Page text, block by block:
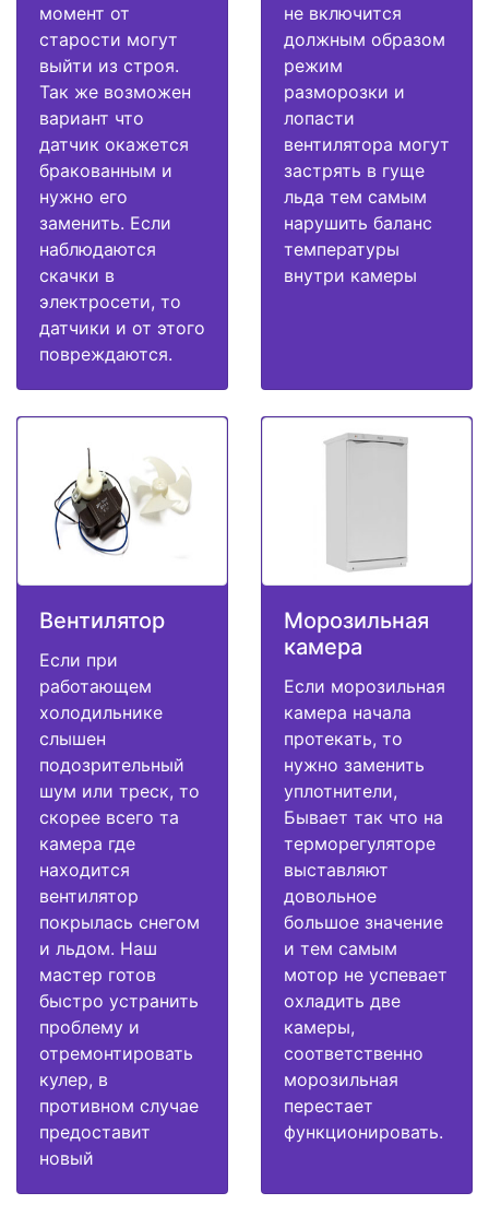
момент от
старости могут
выйти из строя.
Так же возможен
вариант что
датчик окажется
бракованным и
нужно его
заменить. Если
наблюдаются
скачки в
электросети, то
датчики и от этого
повреждаются.
не включится
должным образом
режим
разморозки и
лопасти
вентилятора могут
застрять в гуще
льда тем самым
нарушить баланс
температуры
внутри камеры
Вентилятор
Если при
работающем
холодильнике
слышен
подозрительный
шум или треск, то
скорее всего та
камера где
находится
вентилятор
покрылась снегом
и льдом. Наш
мастер готов
быстро устранить
проблему и
отремонтировать
кулер, в
противном случае
предоставит
новый
Морозильная
камера
Если морозильная
камера начала
протекать, то
нужно заменить
уплотнители,
Бывает так что на
терморегуляторе
выставляют
довольное
большое значение
и тем самым
мотор не успевает
охладить две
камеры,
соответственно
морозильная
перестает
функционировать.